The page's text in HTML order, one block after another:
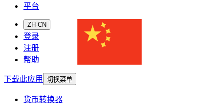
平台
ZH-CN
登录
注册
帮助
下载此应用
切换菜单
货币转换器